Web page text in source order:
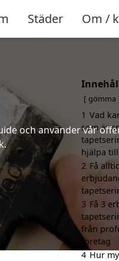
Städer Om /
och använder vår
gömma
1 Vad
som är
hjälpa
2 Få
3 Få 3
från
företag
4 Hur